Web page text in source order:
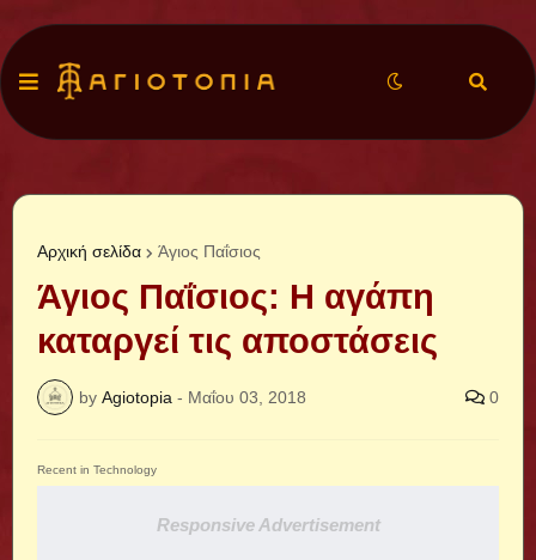
Αρχική σελίδα Άγιος Παΐσιος
Άγιος Παΐσιος: Η αγάπη
καταργεί τις αποστάσεις
by Agiotopia - Μαΐου 03, 2018 0
Recent in Technology
Responsive Advertisement